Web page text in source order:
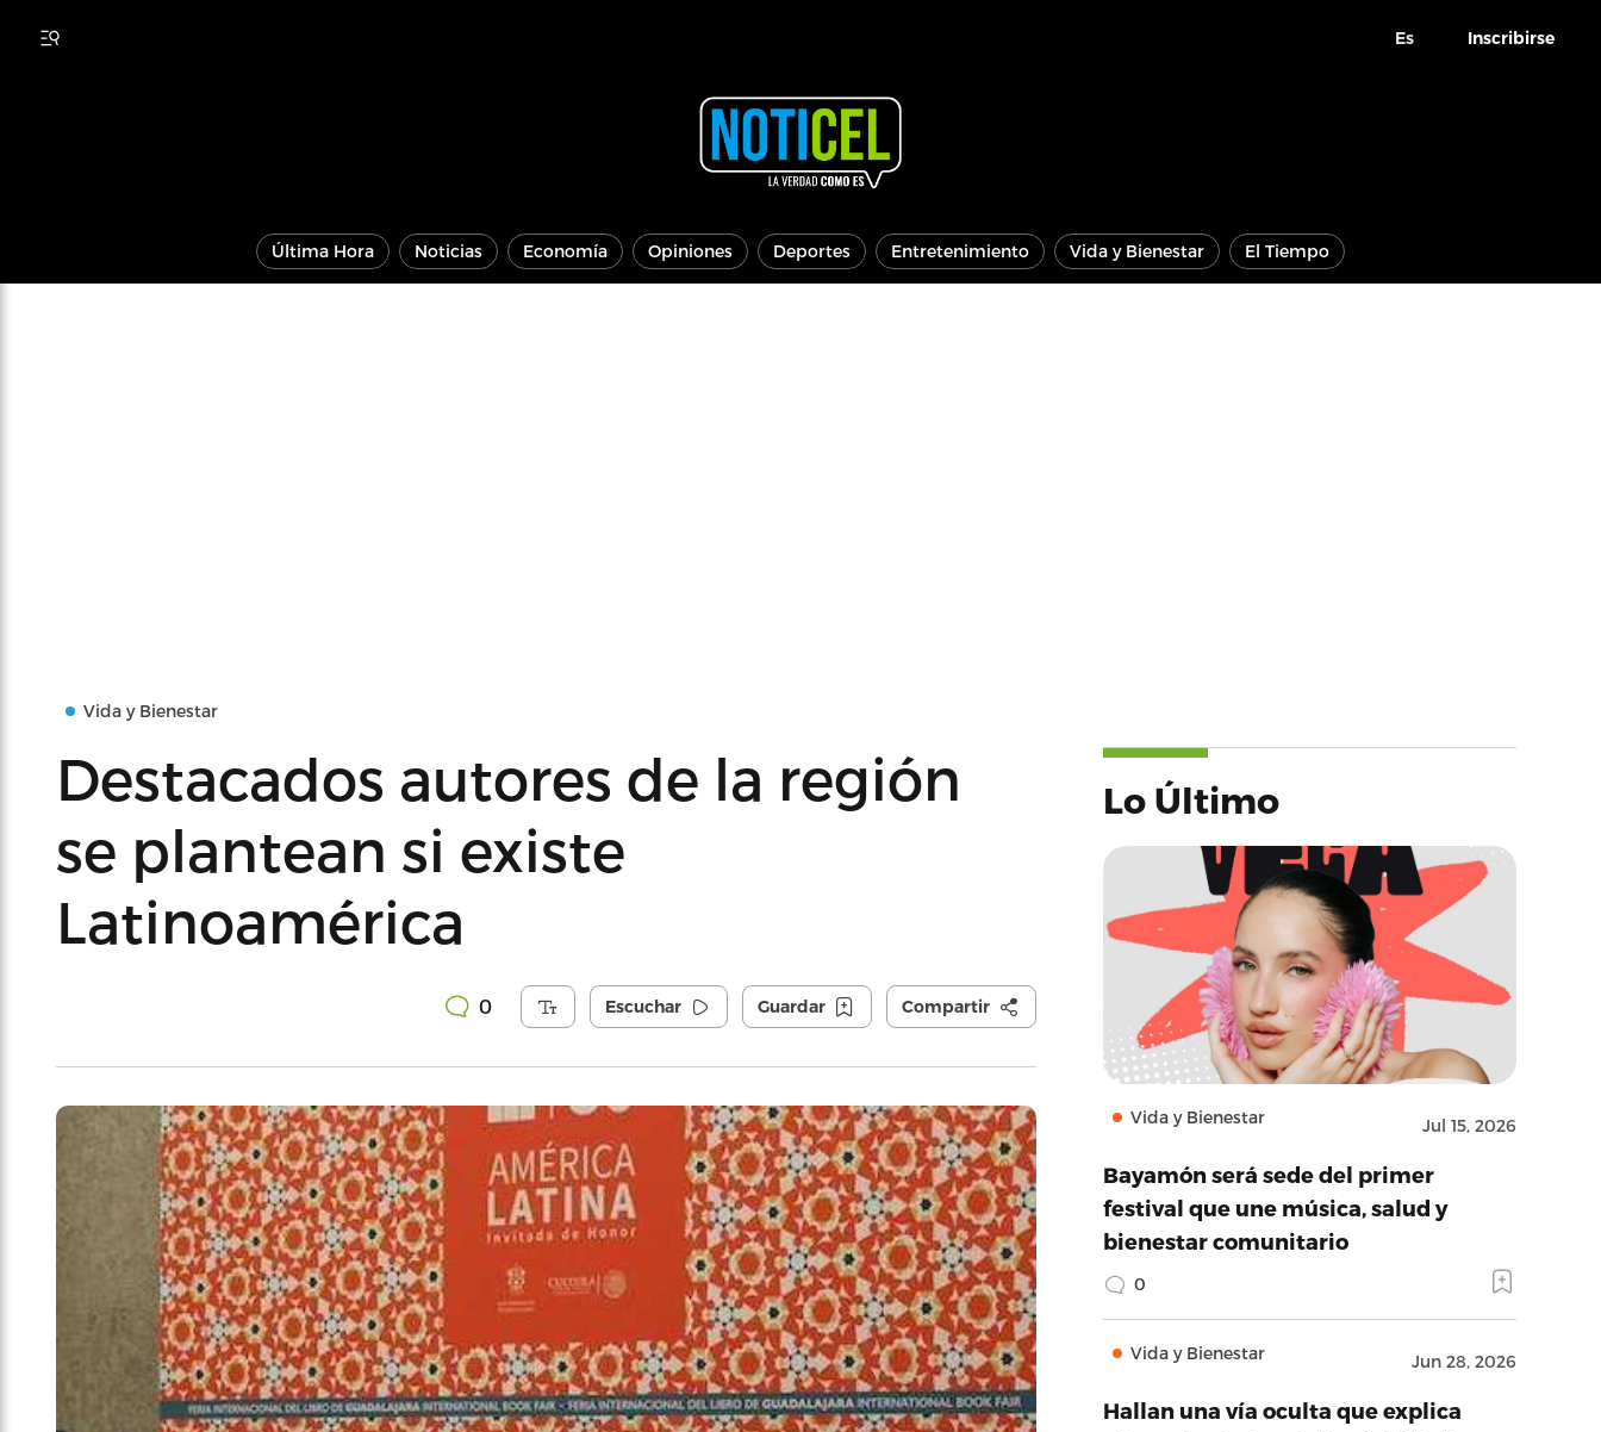
Es Inscribirse
Última Hora Noticias Economía Opiniones Deportes Entretenimiento Vida y Bienestar El Tiempo
Vida y Bienestar
Destacados autores de la región
se plantean si existe
Latinoamérica
0 Escuchar Guardar Compartir
Lo Último
Vida y Bienestar Jul 15, 2026
Bayamón será sede del primer
festival que une música, salud y
bienestar comunitario
0
Vida y Bienestar Jun 28, 2026
Hallan una vía oculta que explica